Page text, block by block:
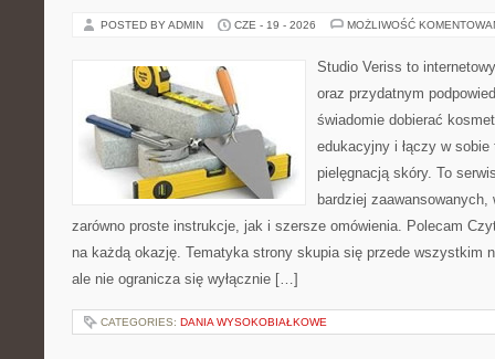
POSTED BY ADMIN CZE - 19 - 2026 MOŻLIWOŚĆ
Studio Veriss to
oraz przydatnym
świadomie dobierać
edukacyjny i łączy w
pielęgnacją skóry. To
bardziej
zarówno proste instrukcje, jak i szersze omówienia. Polecam
na każdą okazję. Tematyka strony skupia się przede wszystkim
ale nie ogranicza się wyłącznie […]
CATEGORIES: DANIA WYSOKOBIAŁKOWE